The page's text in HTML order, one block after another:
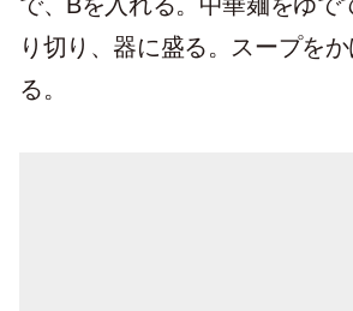
り切り、器に盛る。スープを
る。